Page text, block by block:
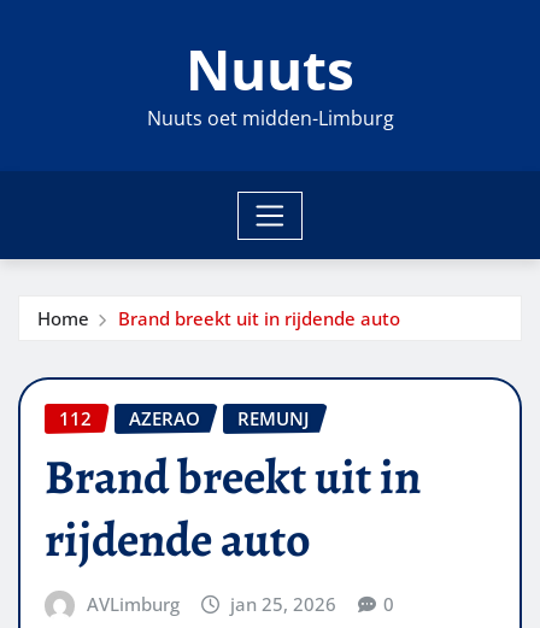
Nuuts
Nuuts oet midden-Limburg
Home Brand breekt uit in rijdende auto
112 AZERAO REMUNJ
Brand breekt uit in
rijdende auto
AVLimburg jan 25, 2026 0